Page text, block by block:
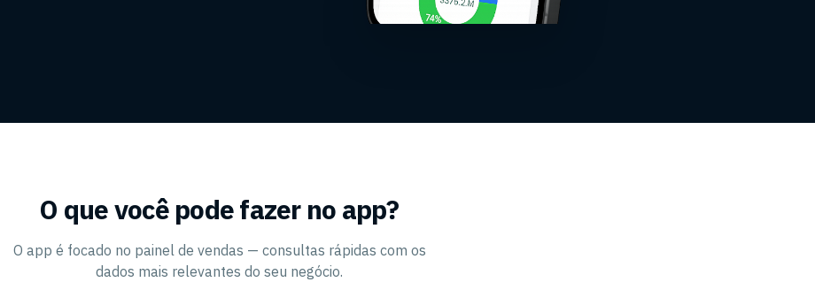
O que você pode fazer no app?
O app é focado no painel de vendas — consultas rápidas com os
dados mais relevantes do seu negócio.